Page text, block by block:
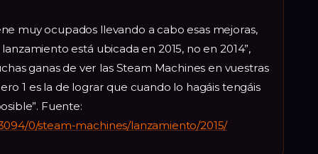
muy ocupados llevando a cabo esas mejoras,
está ubicada en 2015, no en 2014”,
ganas de ver las Steam Machines en vuestras
1 es la de lograr que cuando lo hagáis tengáis
Fuente:
0/steam-machines/lanzamiento/2015/